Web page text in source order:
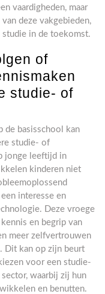
vaardigheden, maar
deze vakgebieden,
in de toekomst.
of
studie- of
de basisschool kan
studie- of
jonge leeftijd in
kinderen niet
interesse en
Deze vroege
en begrip van
meer zelfvertrouwen
Dit kan op zijn beurt
voor een studie-
waarbij zij hun
en benutten.